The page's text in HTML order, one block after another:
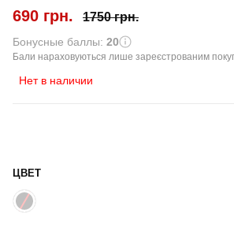
690 грн. 1750 грн.
Бонусные баллы: 20
Бали нараховуються лише зареєстрованим
Нет в наличии
ЦВЕТ